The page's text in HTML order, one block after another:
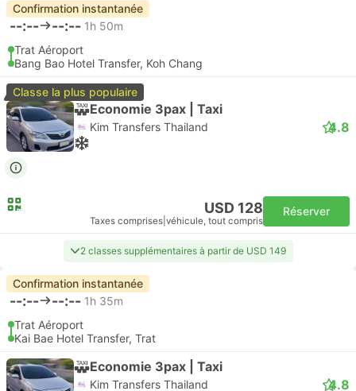
Confirmation instantanée
--:-- --:-- 1h 50m
Trat Aéroport
Bang Bao Hotel Transfer, Koh Chang
Classe la plus populaire
Economie 3pax | Taxi
Kim Transfers Thailand 4.8
USD 128
Taxes comprises véhicule, tout compris
Réserver
2 classes supplémentaires à partir de USD 149
Confirmation instantanée
--:-- --:-- 1h 35m
Trat Aéroport
Kai Bae Hotel Transfer, Trat
Economie 3pax | Taxi
Kim Transfers Thailand 4.8